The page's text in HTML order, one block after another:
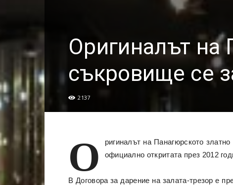
Оригиналът на
съкровище се
2137
О
ригиналът на Панагюрското
официално откритата през 2012
В Договора за дарение на залата-трезор е